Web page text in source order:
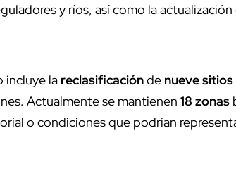
y ríos, así como la
incluye la reclasificaciónde nueve sitios
Actualmente se mantienen 18 zonas
o condiciones que podrían